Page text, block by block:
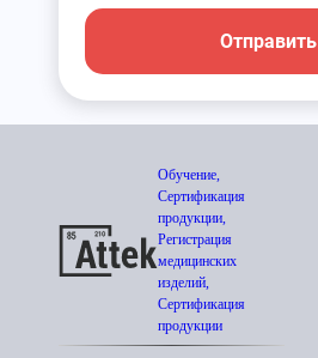
Отправить
Обучение,
Сертификация
продукции,
Регистрация
медицинских
изделий,
Сертификация
продукции